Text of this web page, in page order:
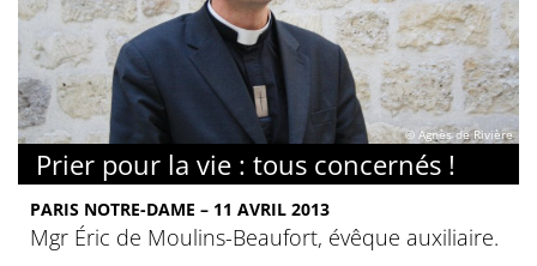
© Agnès de Rivière
Prier pour la vie : tous concernés !
PARIS NOTRE-DAME – 11 AVRIL 2013
Mgr Éric de Moulins-Beaufort, évêque auxiliaire.